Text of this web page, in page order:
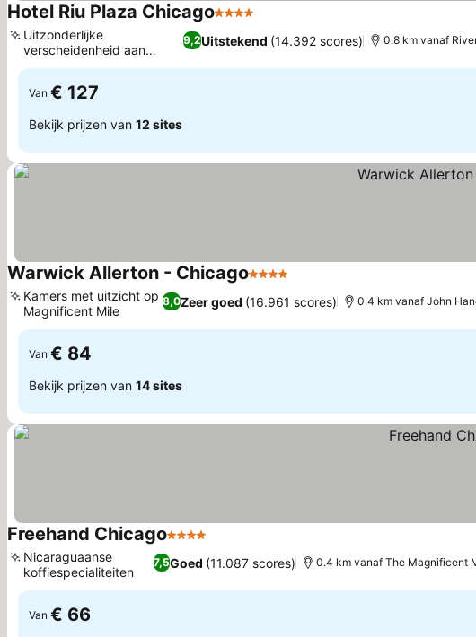
Hotel Riu Plaza Chicago4 Sterren
9,2Uitstekend (14.392 scores)
Uitzonderlijke
verscheidenheid aan
ontbijtbuffet
0.8 km vanaf
Van € 127
Bekijk prijzen van 12 sites
Warwick Allerton - Chicago4 Sterren
8,0Zeer goed (16.961 scores)
Kamers met uitzicht op
Magnificent Mile
0.4 km vanaf John
Van € 84
Bekijk prijzen van 14 sites
Freehand Chicago4 Sterren
7,5Goed (11.087 scores)
Nicaraguaanse
koffiespecialiteiten
0.4 km vanaf The Magnificent
Van € 66